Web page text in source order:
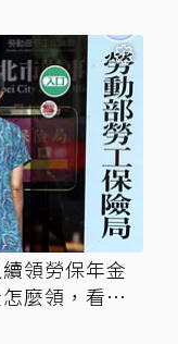
領勞保年金
麼領，看順